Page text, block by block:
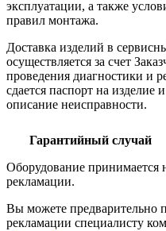
эксплуатации, а также
правил монтажа.
Доставка изделий в
осуществляется за счет
проведения диагностики и
сдается паспорт на изделие
описание неисправности.
Гарантийный случай
Оборудование
рекламации.
Вы можете предварительно
рекламации специалисту